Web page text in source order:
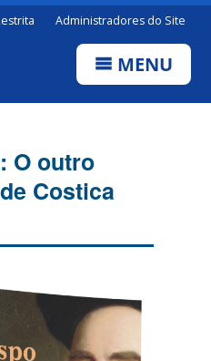
Administradores do Site
MENU
O outro
Costica